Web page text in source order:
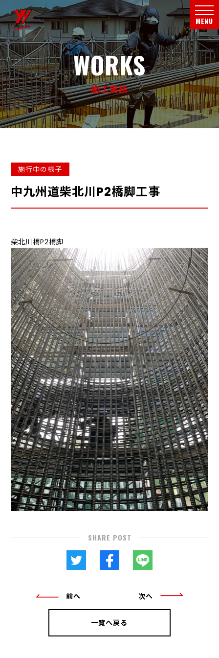
メ
MENU
WORKS
施工実績
施行中の様子
中九州道柴北川P2橋脚工事
柴北川橋P2橋脚
SHARE POST
前へ
一覧へ戻る
次へ